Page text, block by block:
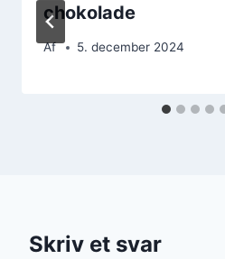
chokolade
Af 5. december 2024
Skriv et svar